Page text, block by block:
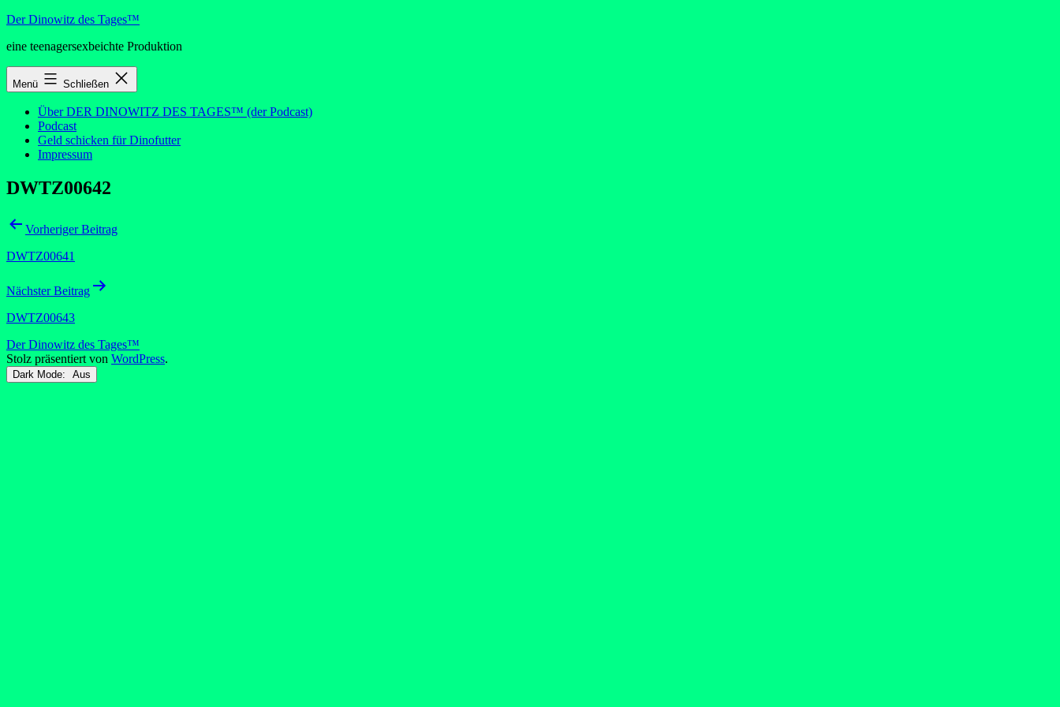
Zum
springen
Der Dinowitz des Tages™
eine teenagersexbeichte Produktion
Menü Schließen
Über DER DINOWITZ DES TAGES™ (der Podcast)
Podcast
Geld schicken für Dinofutter
Impressum
DWTZ00642
Beitragsnavigation
Vorheriger Beitrag
DWTZ00641
Nächster Beitrag
DWTZ00643
Der Dinowitz des Tages™
Stolz präsentiert von WordPress.
Dark Mode: